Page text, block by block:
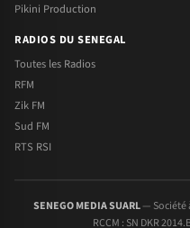
Pikini Production
RADIOS DU SENEGAL
Toutes les Radios
RFM
Zik FM
Sud FM
RTS RSI
SENEGO MEDIA SUARL— Société
RCCM : SN DKR